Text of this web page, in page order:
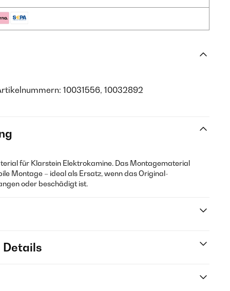
10031556, 10032892
für Klarstein Elektrokamine. Das Montagematerial
Montage – ideal als Ersatz, wenn das Original-
oder beschädigt ist.
Details